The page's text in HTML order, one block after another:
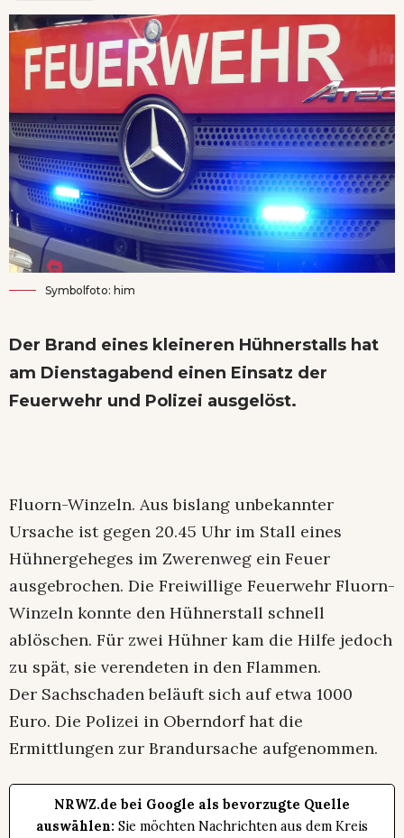
Symbolfoto: him
Der Brand eines kleineren Hühnerstalls hat
am Dienstagabend einen Einsatz der
Feuerwehr und Polizei ausgelöst.
Fluorn-Winzeln. Aus bislang unbekannter
Ursache ist gegen 20.45 Uhr im Stall eines
Hühnergeheges im Zwerenweg ein Feuer
ausgebrochen. Die Freiwillige Feuerwehr Fluorn-
Winzeln konnte den Hühnerstall schnell
ablöschen. Für zwei Hühner kam die Hilfe jedoch
zu spät, sie verendeten in den Flammen.
Der Sachschaden beläuft sich auf etwa 1000
Euro. Die Polizei in Oberndorf hat die
Ermittlungen zur Brandursache aufgenommen.
NRWZ.de bei Google als bevorzugte Quelle
auswählen: Sie möchten Nachrichten aus dem Kreis